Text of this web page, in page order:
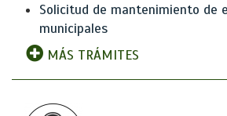
Solicitud de mantenimiento de
municipales
MÁS TRÁMITES